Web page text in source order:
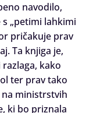
navodilo,
„petimi lahkimi
pričakuje prav
Ta knjiga je,
kako
ter prav tako
ministrstvih
ki bo priznala